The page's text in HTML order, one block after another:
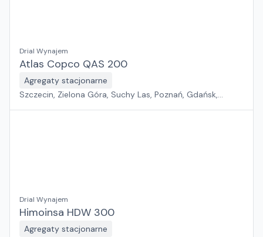
Drial Wynajem
Atlas Copco QAS 200
Agregaty stacjonarne
Szczecin, Zielona Góra, Suchy Las, Poznań, Gdańsk,
Drial Wynajem
Himoinsa HDW 300
Agregaty stacjonarne